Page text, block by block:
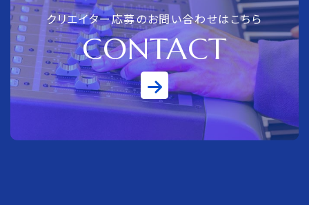
クリエイター応募のお問い合わせはこちら
CONTACT